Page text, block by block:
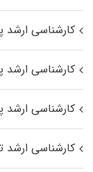
کارشناسی ارشد
کارشناسی ارشد
کارشناسی
کارشناسی ارشد